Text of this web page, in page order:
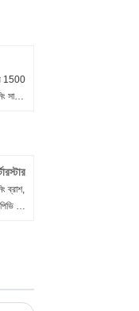
1500
সার্জ
ব্রাশ,
সার্জ